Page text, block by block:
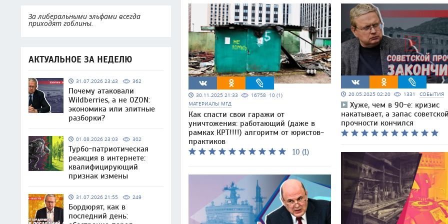
За либеральными эльфами всегда
приходят гоблины.
АКТУАЛЬНОЕ ЗА НЕДЕЛЮ
31.07.2026 23:43 362
Почему атаковали
Wildberries, а не OZON:
экономика или элитные
разборки?
01.08.2026 23:03 302
Турбо-патриотическая
реакция в интернете:
квалифицирующий
признак измены
31.07.2026 21:55 249
Бордюрят, как в
последний день:
30.11.2025 21:33 16758 10 (1)
МАТЕРИАЛЫ МГД
Как спасти свои гаражи от
уничтожения: работающий (даже в
рамках КРТ!!!!) алгоритм от юристов-
практиков
10 (1)
20.05.2025 02:20 1331 СОБЫТИЯ
Хуже, чем в 90-е: кризис
накатывает, а запас
прочности кончился